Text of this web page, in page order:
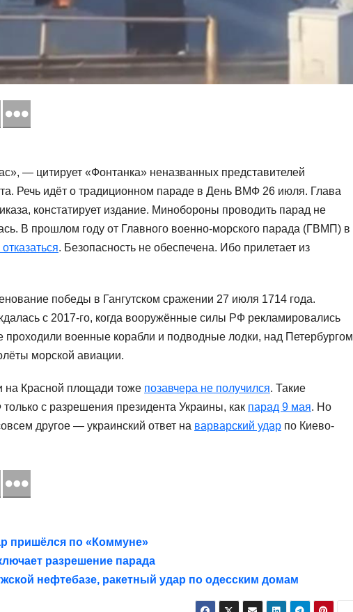
— цитирует «Фонтанка» неназванных представителей
Речь идёт о традиционном параде в День ВМФ 26 июля. Глава
констатирует издание. Минобороны проводить парад не
В прошлом году от Главного военно-морского парада (ГВМП) в
. Безопасность не обеспечена. Ибо прилетает из
победы в Гангутском сражении 27 июля 1714 года.
с 2017-го, когда вооружённые силы РФ рекламировались
военные корабли и подводные лодки, над Петербургом
морской авиации.
на Красной площади тоже позавчера не получился. Такие
с разрешения президента Украины, как парад 9 мая. Но
другое — украинский ответ на варварский удар по Киево-
пришёлся по «Коммуне»
разрешение парада
нефтебазе, ракетный удар по одесским домам